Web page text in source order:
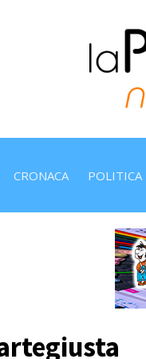
CRONACA POLITICA